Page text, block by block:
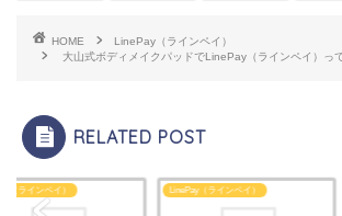
HOME
LinePay（ラインペイ）
大山式ボディメイクパッドでLinePay（ラインペイ）っ
RELATED POST
（ラインペイ） LinePay（ラインペイ）